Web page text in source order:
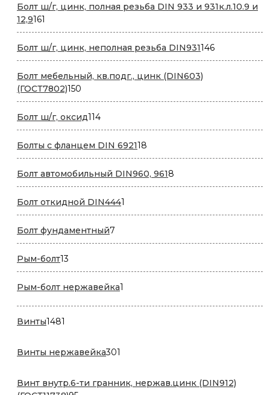
Болт ш/г, цинк, полная резьба DIN 933 и 931к.л.10.9 и
12,9161
товар
Болт ш/г, цинк, неполная резьба DIN931146146
товаров
Болт мебельный, кв.подг., цинк (DIN603)
(ГОСТ7802)150
товаров
Болт ш/г, оксид114114
товаров
Болты с фланцем DIN 692118
товаров
Болт автомобильный DIN960, 9618
товаров
Болт откидной DIN4441
товар
Болт фундаментный7
товаров
Рым-болт13
товаров
Рым-болт нержавейка1
Винты1481
Винты нержавейка301
Винт внутр.6-ти гранник, нержав.цинк (DIN912)